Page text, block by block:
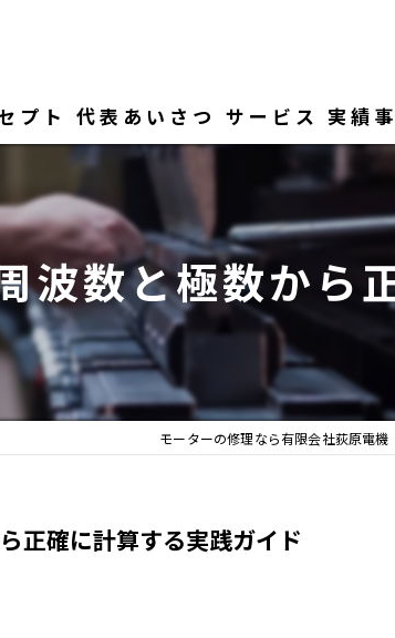
プト 代表あいさつ サービス 実績
波数と極数から
モーターの修理なら有限会社荻原電機
正確に計算する実践ガイド